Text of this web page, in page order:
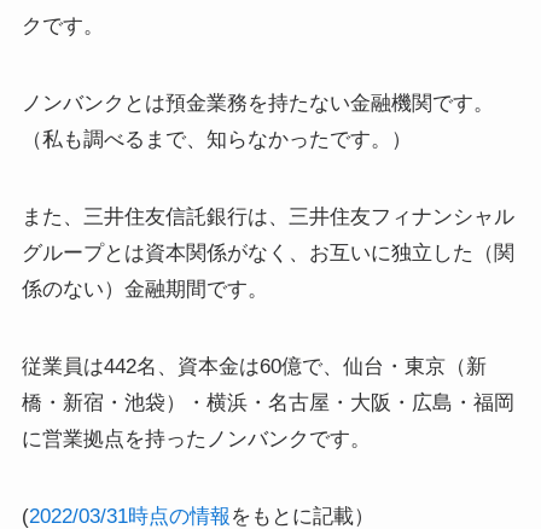
クです。
ノンバンクとは預金業務を持たない金融機関です。
（私も調べるまで、知らなかったです。）
また、三井住友信託銀行は、三井住友フィナンシャル
グループとは資本関係がなく、お互いに独立した（関
係のない）金融期間です。
従業員は442名、資本金は60億で、仙台・東京（新
橋・新宿・池袋）・横浜・名古屋・大阪・広島・福岡
に営業拠点を持ったノンバンクです。
(2022/03/31時点の情報 をもとに記載）